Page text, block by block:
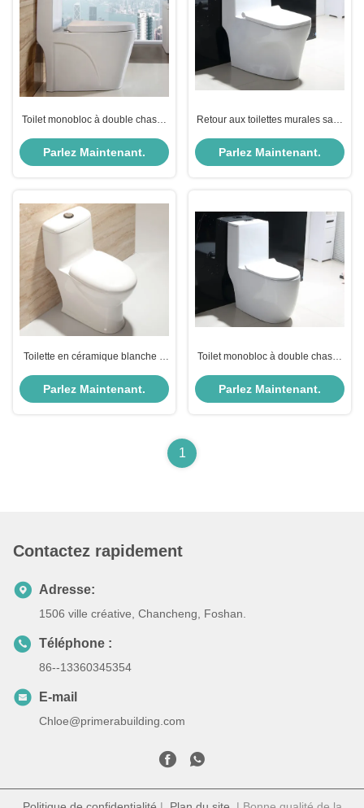
Toilet monobloc à double chasse
céramique
Parlez Maintenant.
Retour aux toilettes murales sans
céramique blanche
Parlez Maintenant.
Toilette en céramique blanche à
Parlez Maintenant.
Toilet monobloc à double chasse
rayures
Parlez Maintenant.
1
Contactez rapidement
Adresse:
1506 ville créative, Chancheng, Foshan.
Téléphone :
86--13360345354
E-mail
Chloe@primerabuilding.com